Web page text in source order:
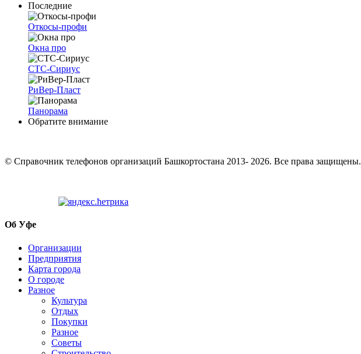
Последние
Откосы-профи
Окна про
СТС-Сириус
РиВер-Пласт
Панорама
Обратите внимание
© Cправочник телефонов организаций Башкортостана 2013- 2026. Все права защищены.
Об Уфе
Организации
Предприятия
Карта города
О городе
Разное
Культура
Отдых
Покупки
Разное
Советы